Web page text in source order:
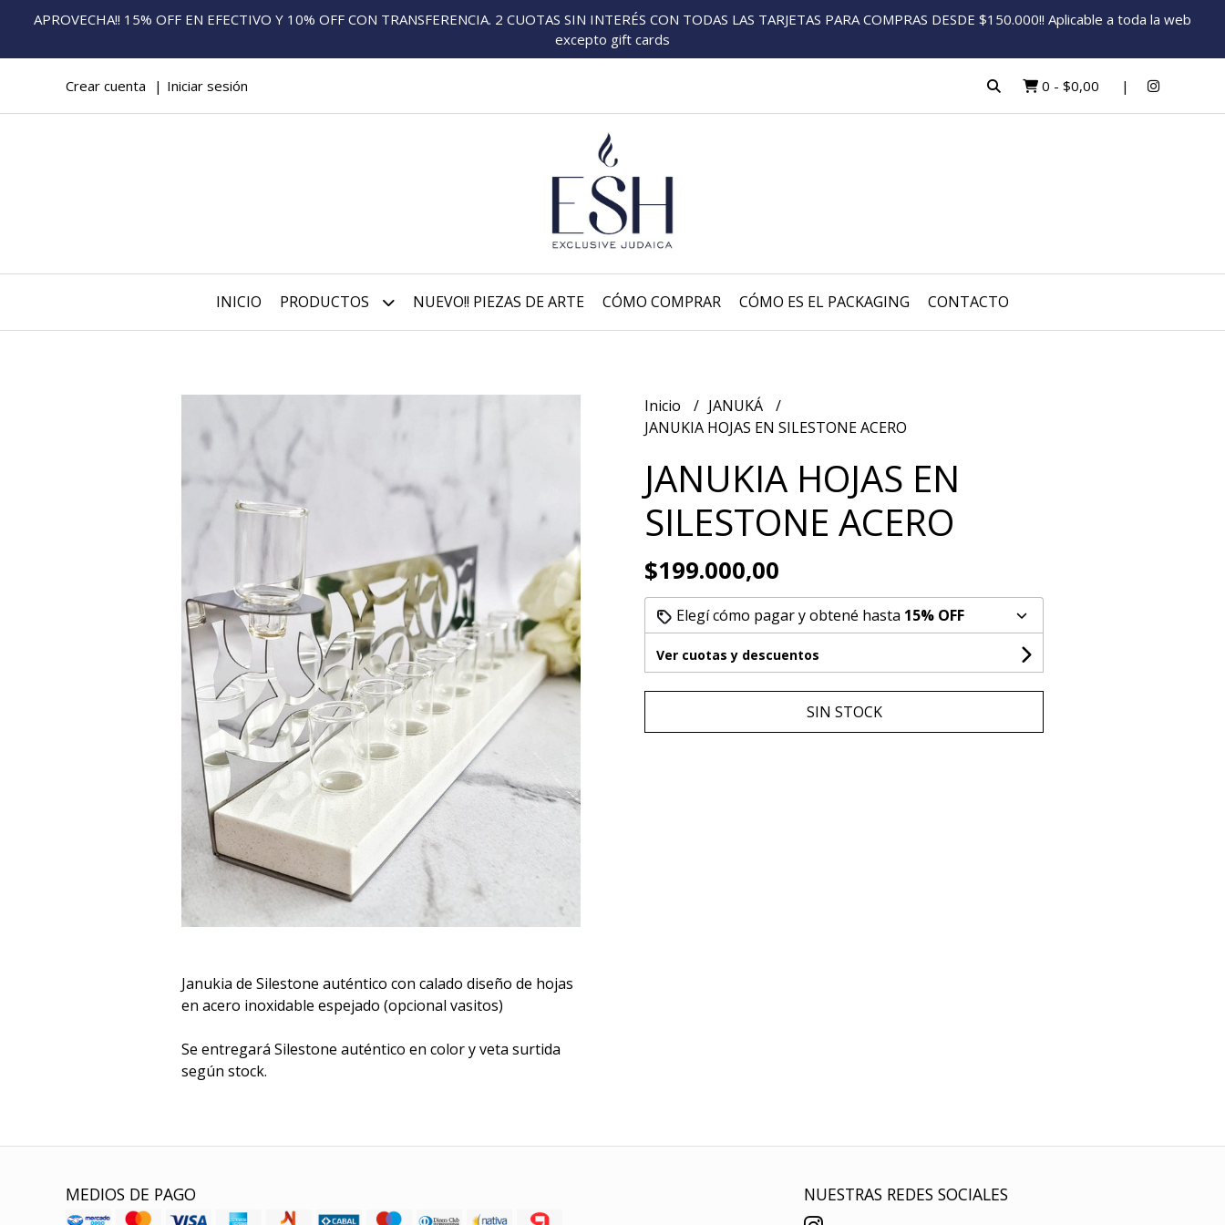
APROVECHA!! 15% OFF EN EFECTIVO Y 10% OFF CON TRANSFERENCIA. 2 CUOTAS SIN INTERÉS CON TODAS LAS TARJETAS PARA COMPRAS DESDE $150.000!! Aplicable a toda la web
excepto gift cards
Crear cuenta Iniciar sesión 0 - $0,00
INICIO PRODUCTOS NUEVO!! PIEZAS DE ARTE CÓMO COMPRAR CÓMO ES EL PACKAGING CONTACTO
Janukia de Silestone auténtico con calado diseño de hojas
en acero inoxidable espejado (opcional vasitos)
Se entregará Silestone auténtico en color y veta surtida
según stock.
Inicio
JANUKÁ
JANUKIA HOJAS EN SILESTONE ACERO
JANUKIA HOJAS EN
SILESTONE ACERO
$199.000,00
Elegí cómo pagar y obtené hasta 15% OFF
Ver cuotas y descuentos
SIN STOCK
MEDIOS DE PAGO NUESTRAS REDES SOCIALES